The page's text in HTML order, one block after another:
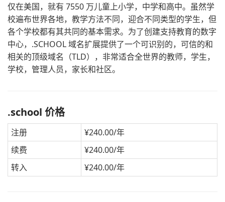
仅在美国，就有 7550 万儿童上小学，中学和高中。虽然学
校遍布世界各地，教学方法不同，迎合不同类型的学生，但
各个学校都有其共同的基本需求。为了创建支持教育的数字
中心，.SCHOOL 域名扩展提供了一个可识别的，可信的和
相关的顶级域名（TLD），非常适合全世界的教师，学生，
学校，管理人员，家长和社区。
.school 价格
注册
¥240.00/年
续费
¥240.00/年
转入
¥240.00/年